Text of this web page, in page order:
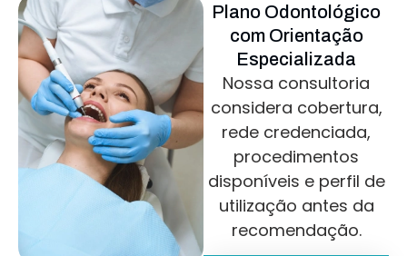
Plano Odontológico
com Orientação
Especializada
Nossa consultoria
considera cobertura,
rede credenciada,
procedimentos
disponíveis e perfil de
utilização antes da
recomendação.